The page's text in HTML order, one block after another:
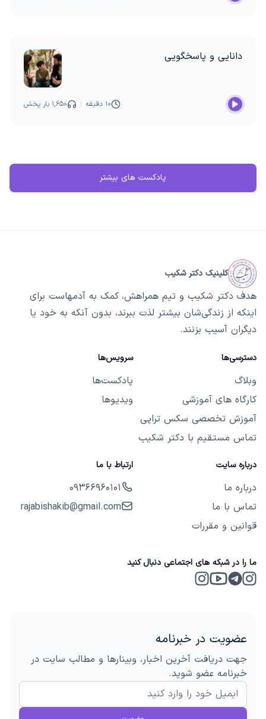
دانایی و پاسخگویی
۱۰ دقیقه ۱,۶۵۰ بار پخش
پادکست های بیشتر
کلینیک دکتر شکیب
هدف دکتر شکیب و تیم همراهش، کمک به آدمهاست برای
اینکه از زندگی‌شان بیشتر لذت ببرند، بدون آنکه به خود یا
دیگران آسیب بزنند.
دسترسی‌ها
وبلاگ
کارگاه های آموزشی
آموزش تخصصی سکس تراپی
تماس مستقیم با دکتر شکیب
سرویس‌ها
پادکست‌ها
ویدیوها
درباره سایت
درباره ما
تماس با ما
قوانین و مقررات
ارتباط با ما
09366960101
rajabishakib@gmail.com
ما را در شبکه های اجتماعی دنبال کنید
عضویت در خبرنامه
جهت دریافت آخرین اخبار، وبینارها و مطالب سایت در
خبرنامه عضو شوید.